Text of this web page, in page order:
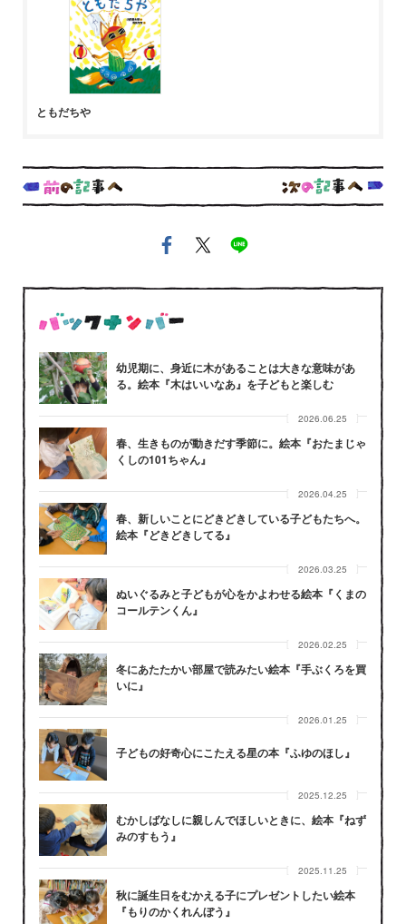
ともだちや
幼児期に、身近に木があることは大きな意味があ
る。絵本『木はいいなあ』を子どもと楽しむ
2026.06.25
春、生きものが動きだす季節に。絵本『おたまじゃ
くしの101ちゃん』
2026.04.25
春、新しいことにどきどきしている子どもたちへ。
絵本『どきどきしてる』
2026.03.25
ぬいぐるみと子どもが心をかよわせる絵本『くまの
コールテンくん』
2026.02.25
冬にあたたかい部屋で読みたい絵本『手ぶくろを買
いに』
2026.01.25
子どもの好奇心にこたえる星の本『ふゆのほし』
2025.12.25
むかしばなしに親しんでほしいときに、絵本『ねず
みのすもう』
2025.11.25
秋に誕生日をむかえる子にプレゼントしたい絵本
『もりのかくれんぼう』